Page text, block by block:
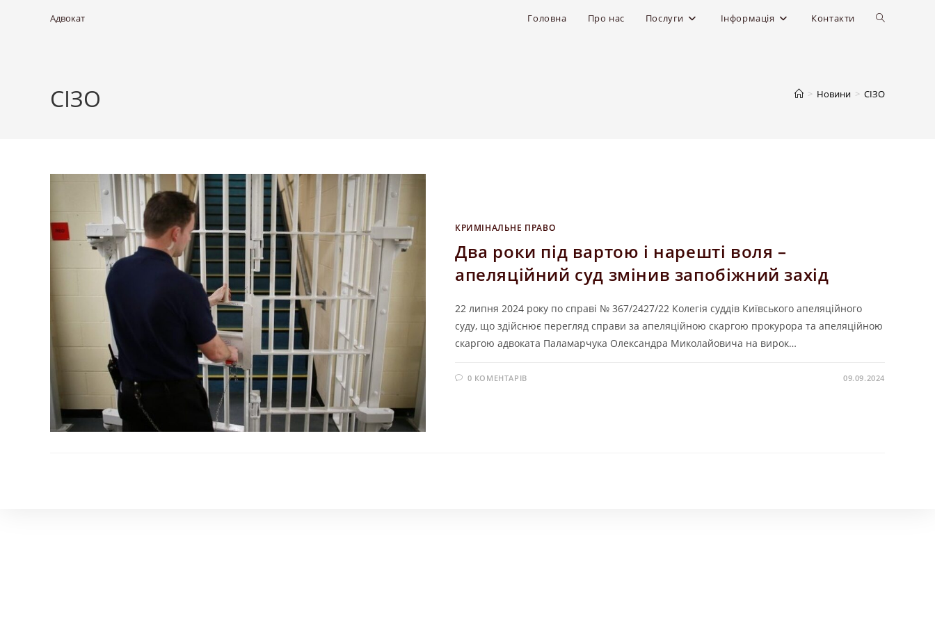
Адвокат Головна Про нас Послуги Інформація Контакти
СІЗО > Новини > СІЗО
КРИМІНАЛЬНЕ ПРАВО
Два роки під вартою і нарешті воля –
апеляційний суд змінив запобіжний захід
22 липня 2024 року по справі № 367/2427/22 Колегія суддів Київського апеляційного
суду, що здійснює перегляд справи за апеляційною скаргою прокурора та апеляційною
скаргою адвоката Паламарчука Олександра Миколайовича на вирок…
0 КОМЕНТАРІВ 09.09.2024